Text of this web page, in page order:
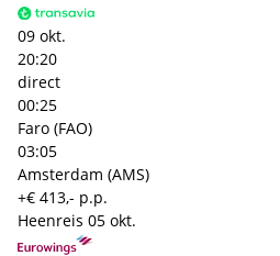
09 okt.
20:20
direct
00:25
Faro (FAO)
03:05
Amsterdam (AMS)
+€ 413,- p.p.
Heenreis 05 okt.